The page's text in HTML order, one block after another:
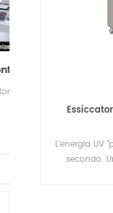
Nuovo design del contatore delle etichette con guida web
comunemente
confezionamento
che spesso
L'energia UV
secondo.